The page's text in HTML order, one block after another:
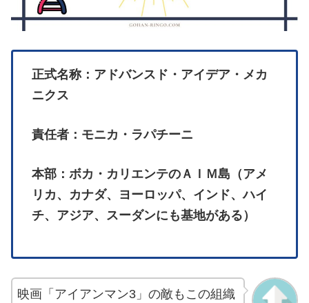
正式名称：アドバンスド・アイデア・メカ
ニクス
責任者：モニカ・ラパチーニ
本部：ボカ・カリエンテのＡＩＭ島（アメ
リカ、カナダ、ヨーロッパ、インド、ハイ
チ、アジア、スーダンにも基地がある）
映画「アイアンマン3」の敵もこの組織